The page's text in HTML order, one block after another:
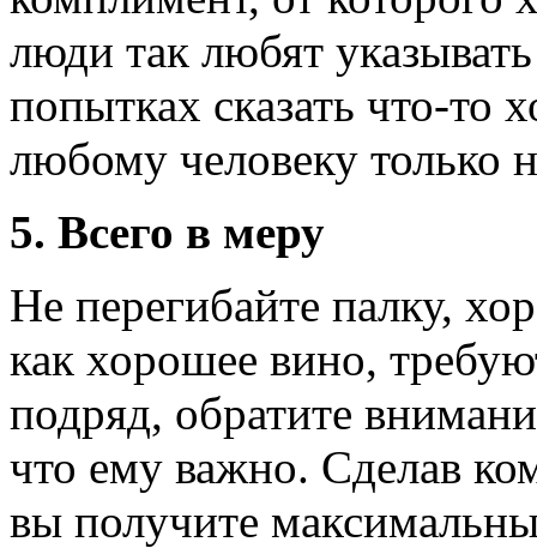
люди так любят
попытках сказать что-то
любому человеку только
5. Всего в меру
Не перегибайте палку,
как хорошее вино,
подряд, обратите
что ему важно. Сделав
вы получите